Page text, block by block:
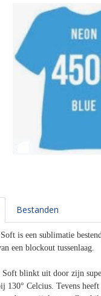
Bestanden
is een sublimatie
een blockout tussenlaag.
blinkt uit door zijn
130° Celcius. Tevens